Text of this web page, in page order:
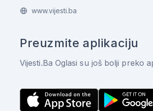
www.vijesti.ba
Preuzmite aplikaciju
Vijesti.Ba Oglasi su još bolji preko